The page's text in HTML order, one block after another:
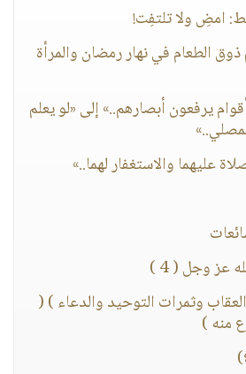
ذوق الطعام في نهار رمضان والمرأة
يرفعون أبصارهم..» إلى «لو يعلم
عليهما والاستغفار لهما..»
عز وجل ( 4 )
وثمرات التوحيد والدعاء ) (
منه )